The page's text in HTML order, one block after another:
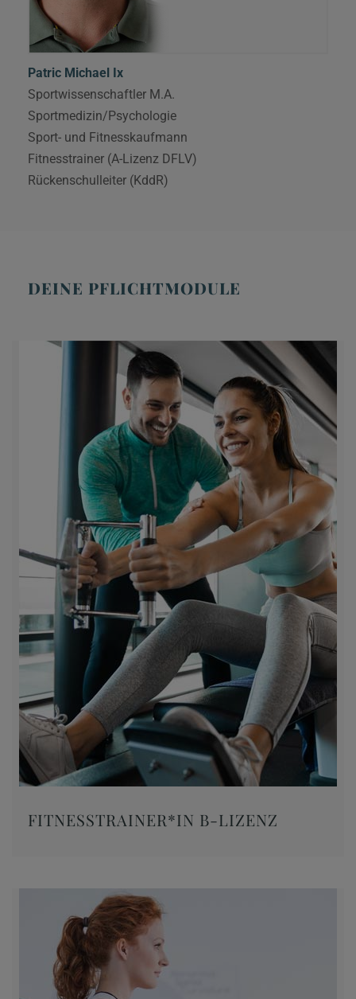
Patric Michael Ix
Sportwissenschaftler M.A.
Sportmedizin/Psychologie
Sport- und Fitnesskaufmann
Fitnesstrainer (A-Lizenz DFLV)
Rückenschulleiter (KddR)
DEINE PFLICHTMODULE
FITNESSTRAINER*IN B-LIZENZ